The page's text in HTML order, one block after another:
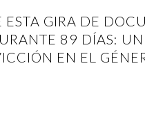
GIRA DE
89 DÍAS:
EN EL